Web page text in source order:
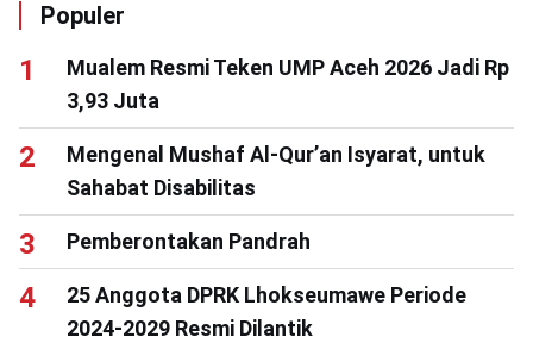
Populer
Mualem Resmi Teken UMP Aceh 2026 Jadi Rp
3,93 Juta
Mengenal Mushaf Al-Qur’an Isyarat, untuk
Sahabat Disabilitas
Pemberontakan Pandrah
25 Anggota DPRK Lhokseumawe Periode
2024-2029 Resmi Dilantik